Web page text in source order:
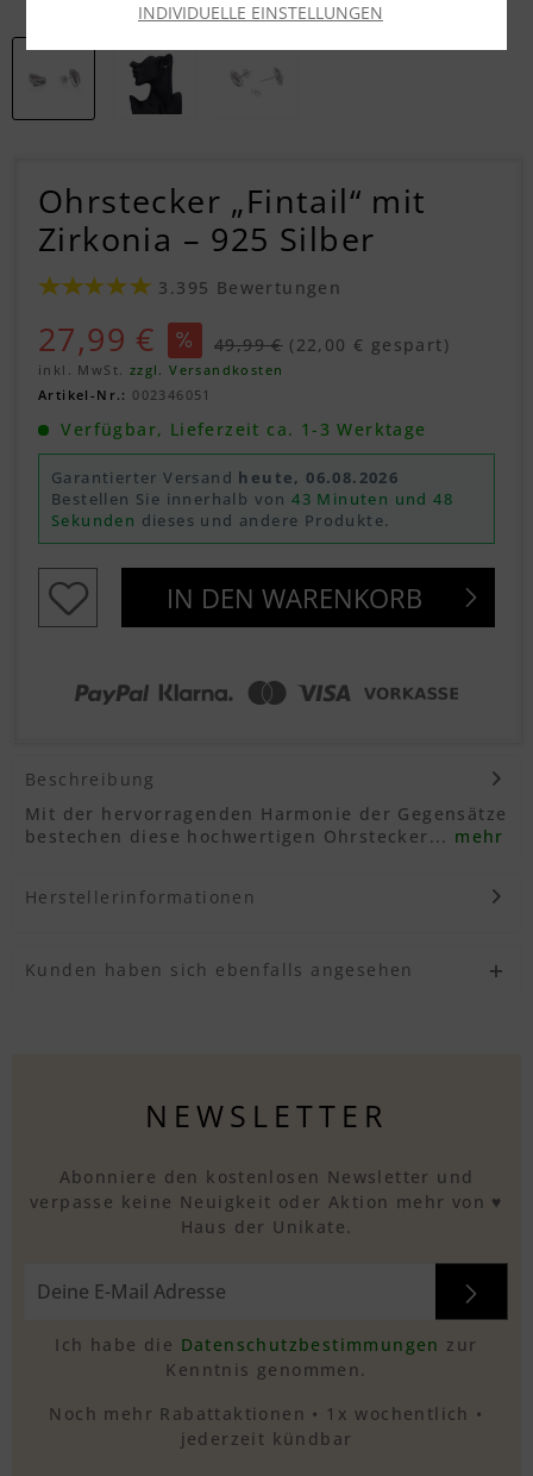
Ohrstecker „Fintail“ mit
Zirkonia – 925 Silber
3.395 Bewertungen
27,99 € 49,99 € (22,00 € gespart)
inkl. MwSt. zzgl. Versandkosten
Artikel-Nr.: 002346051
Verfügbar, Lieferzeit ca. 1-3 Werktage
Garantierter Versand heute, 06.08.2026
Bestellen Sie innerhalb von43 Minuten und 48
Sekunden dieses und andere Produkte.
IN DEN WARENKORB
Beschreibung
Mit der hervorragenden Harmonie der Gegensätze
bestechen diese hochwertigen Ohrstecker... mehr
Herstellerinformationen
Kunden haben sich ebenfalls angesehen
NEWSLETTER
Abonniere den kostenlosen Newsletter und
verpasse keine Neuigkeit oder Aktion mehr von ♥
Haus der Unikate.
Ich habe die Datenschutzbestimmungen zur
Kenntnis genommen.
Noch mehr Rabattaktionen • 1x wochentlich •
jederzeit kündbar
INDIVIDUELLE EINSTELLUNGEN